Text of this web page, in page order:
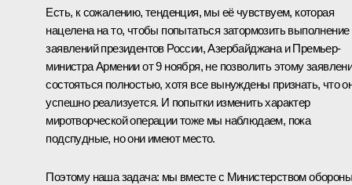
Есть, к сожалению, тенденция, мы её чувствуем, которая
нацелена на то, чтобы попытаться затормозить выполнение
заявлений президентов России, Азербайджана и Премьер-
министра Армении от 9 ноября, не позволить этому
состояться полностью, хотя все вынуждены признать, что
успешно реализуется. И попытки изменить характер
миротворческой операции тоже мы наблюдаем, пока
подспудные, но они имеют место.
Поэтому наша задача: мы вместе с Министерством